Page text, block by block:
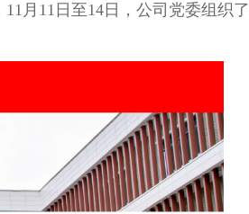
11 月 11 日至14 日，公司党委组织了